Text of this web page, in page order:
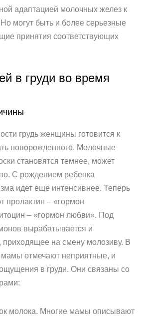
адаптацией молочных желез к
могут быть и более серьезные
принятия соответствующих
в груди во время
грудь женщины готовится к
новорожденного. Молочные
становятся темнее, может
С рождением ребенка
идет еще интенсивнее. Теперь
пролактин – «гормон
– «гормон любви». Под
вырабатывается и
приходящее на смену молозиву. В
мамы отмечают неприятные, и
в груди. Они связаны со
молока. Многие мамы описывают